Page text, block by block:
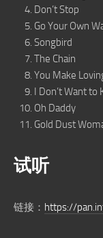
Don’t Stop
Go Your Own
Songbird
The Chain
You Make
I Don’t Want to
Oh Daddy
Gold Dust
试听
链接： https://